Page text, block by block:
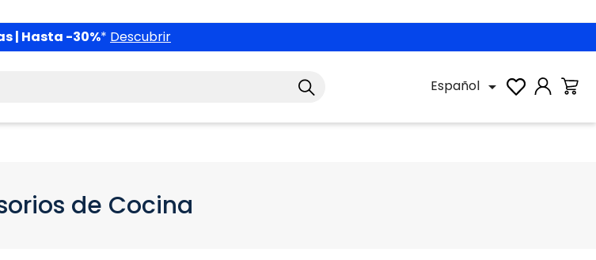
| Hasta -30%* Descubrir
Español 
de Cocina